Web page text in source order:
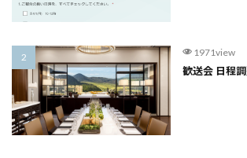
1971view
歓送会 日程